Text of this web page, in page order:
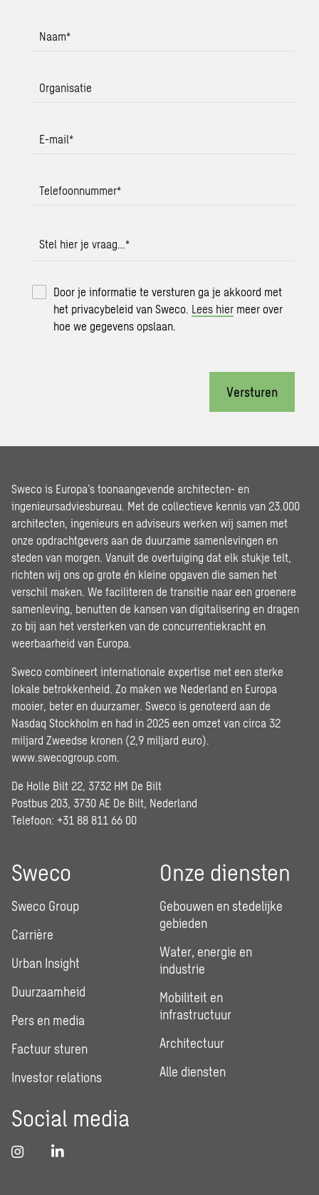
Naam*
Organisatie
E-mail*
Telefoonnummer*
Stel hier je vraag…*
Door je informatie te versturen ga je akkoord met
het privacybeleid van Sweco. Lees hier meer over
hoe we gegevens opslaan.
Versturen
Sweco is Europa’s toonaangevende architecten- en
ingenieursadviesbureau. Met de collectieve kennis van 23.000
architecten, ingenieurs en adviseurs werken wij samen met
onze opdrachtgevers aan de duurzame samenlevingen en
steden van morgen. Vanuit de overtuiging dat elk stukje telt,
richten wij ons op grote én kleine opgaven die samen het
verschil maken. We faciliteren de transitie naar een groenere
samenleving, benutten de kansen van digitalisering en dragen
zo bij aan het versterken van de concurrentiekracht en
weerbaarheid van Europa.
Sweco combineert internationale expertise met een sterke
lokale betrokkenheid. Zo maken we Nederland en Europa
mooier, beter en duurzamer. Sweco is genoteerd aan de
Nasdaq Stockholm en had in 2025 een omzet van circa 32
miljard Zweedse kronen (2,9 miljard euro).
www.swecogroup.com
De Holle Bilt 22, 3732 HM De Bilt
Postbus 203, 3730 AE De Bilt, Nederland
Telefoon: +31 88 811 66 00
Sweco
Sweco Group
Carrière
Urban Insight
Duurzaamheid
Pers en media
Factuur sturen
Investor relations
Onze diensten
Gebouwen en stedelijke
gebieden
Water, energie en
industrie
Mobiliteit en
infrastructuur
Architectuur
Alle diensten
Social media